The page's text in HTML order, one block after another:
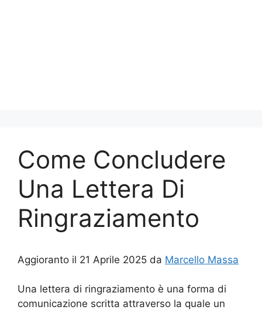
Come Concludere
Una Lettera Di
Ringraziamento
Aggioranto il 21 Aprile 2025 da Marcello Massa
Una lettera di ringraziamento è una forma di
comunicazione scritta attraverso la quale un